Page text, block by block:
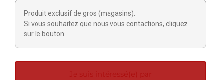
Figurines
Produit exclusif de gros (magasins).
Si vous souhaitez que nous vous contactions, cliquez
sur le bouton.
Je suis intéressé(e) par